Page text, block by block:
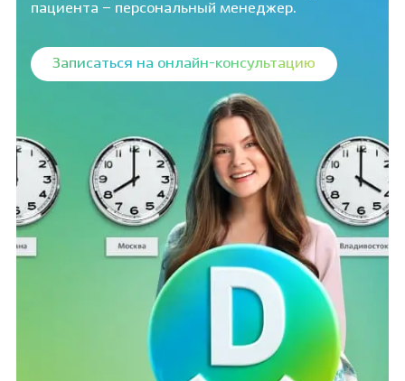
пациента – персональный менеджер.
Записаться на онлайн-консультацию